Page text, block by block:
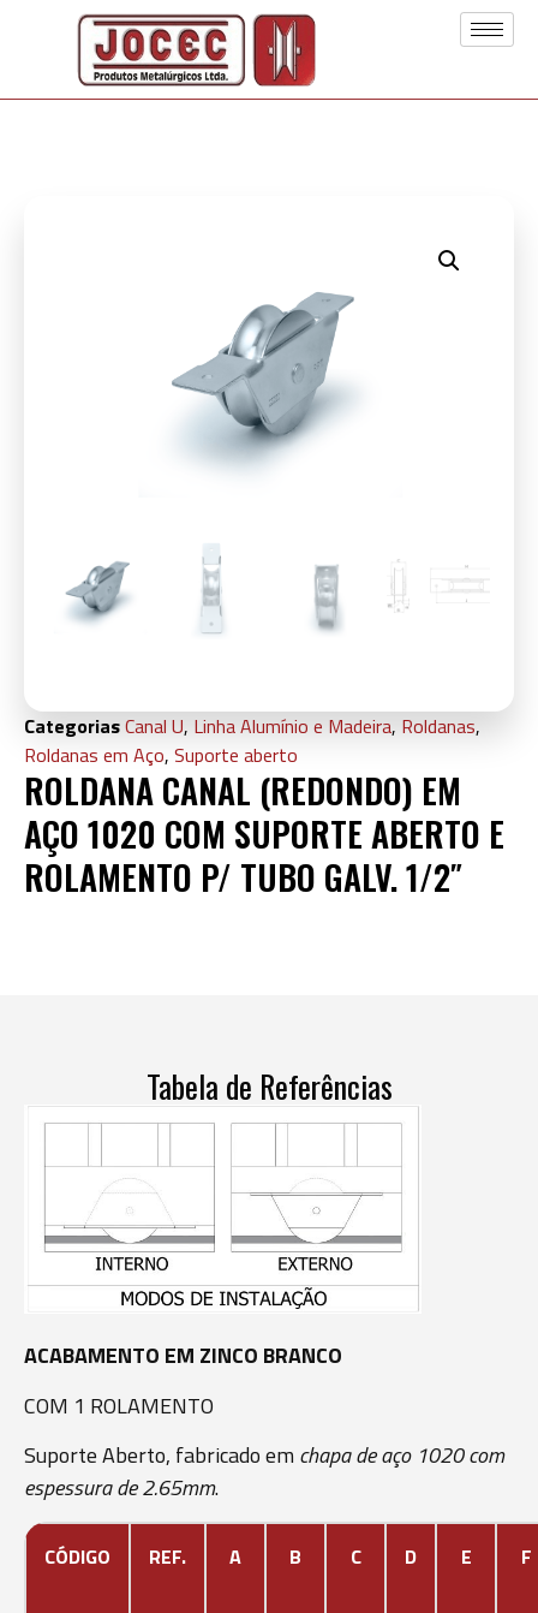
CategoriasCanal U, Linha Alumínio e Madeira, Roldanas,
Roldanas em Aço, Suporte aberto
ROLDANA CANAL (REDONDO) EM
AÇO 1020 COM SUPORTE ABERTO E
ROLAMENTO P/ TUBO GALV. 1/2″
Tabela de Referências
ACABAMENTO EM ZINCO BRANCO
COM 1 ROLAMENTO
Suporte Aberto, fabricado em chapa de aço 1020 com
espessura de 2.65mm.
CÓDIGO REF. A B C D E F